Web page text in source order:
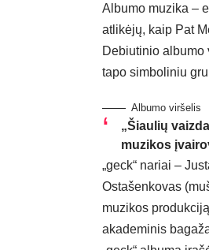
Albumo muzika –
atlikėjų, kaip Pat
Debiutinio albumo
tapo simboliniu
Albumo viršelis
„Šiaulių
muzikos
„geck“ nariai –
Ostašenkovas
muzikos
akademinis